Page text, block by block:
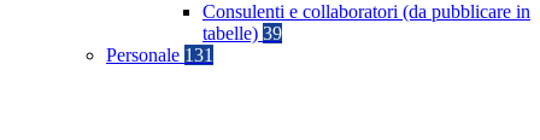
Consulenti e collaboratori (da pubblicare in
tabelle) 39
Personale 131